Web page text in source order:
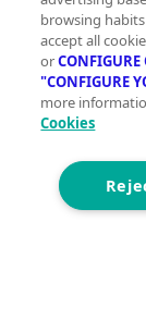
Hoteles en
Trasteros en
Viviendas en
Casas en
Casas en
Ver otras
Ver otras
browsing
accept all
orCONFIGURE
"CONFIGURE
more
Cookies